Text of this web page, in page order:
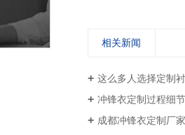
相关新闻
这么多人选择定制
冲锋衣定制过程细
成都冲锋衣定制厂